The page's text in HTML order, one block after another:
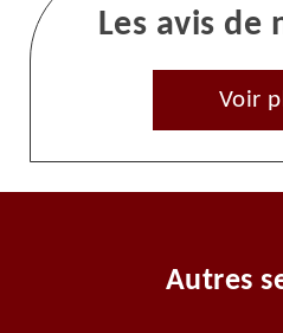
Les avis de
Voir
Autres